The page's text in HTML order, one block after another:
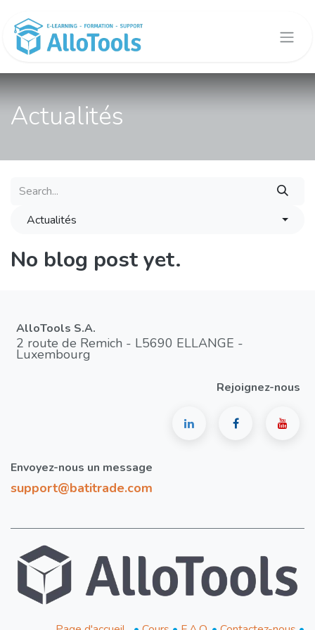
Actualités
Actualités
No blog post yet.
AlloTools S.A.
2 route de Remich - L5690 ELLANGE -
Luxembourg
Rejoignez-nous
Envoyez-nous un message
support@batitrade.com